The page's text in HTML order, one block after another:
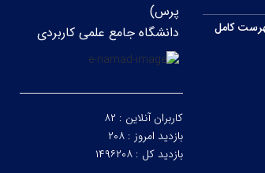
کامل
پرس)
دانشگاه جامع علمی کاربردی
کاربران آنلاین : ۸۲
بازدید امروز : ۲۰۸
بازدید کل : ۱۴۹۶۲۰۸